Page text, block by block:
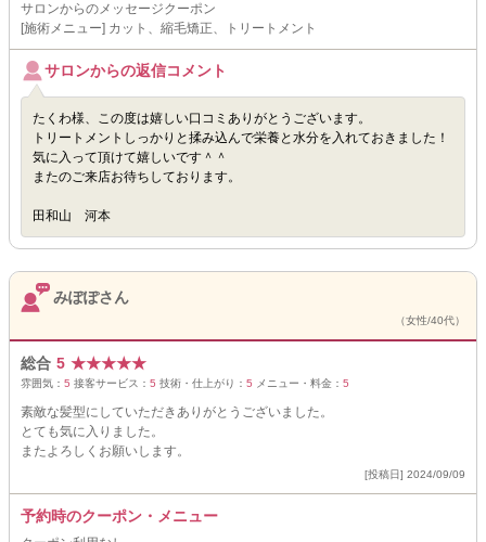
サロンからのメッセージクーポン
[施術メニュー] カット、縮毛矯正、トリートメント
サロンからの返信コメント
たくわ様、この度は嬉しい口コミありがとうございます。
トリートメントしっかりと揉み込んで栄養と水分を入れておきました！
気に入って頂けて嬉しいです＾＾
またのご来店お待ちしております。
田和山 河本
みぽぽさん
（女性/40代）
総合 5 ★★★★★
雰囲気： 5 接客サービス： 5 技術・仕上がり： 5 メニュー・料金： 5
素敵な髪型にしていただきありがとうございました。
とても気に入りました。
またよろしくお願いします。
[投稿日] 2024/09/09
予約時のクーポン・メニュー